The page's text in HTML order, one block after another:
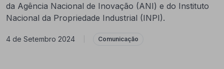
da Agência Nacional de Inovação (ANI) e do Instituto
Nacional da Propriedade Industrial (INPI).
4 de Setembro 2024 Comunicação